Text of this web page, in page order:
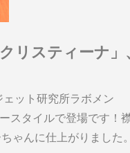
リスティーナ」、
ット研究所ラボメン
スタイルで登場です！
ゃんに仕上がりました